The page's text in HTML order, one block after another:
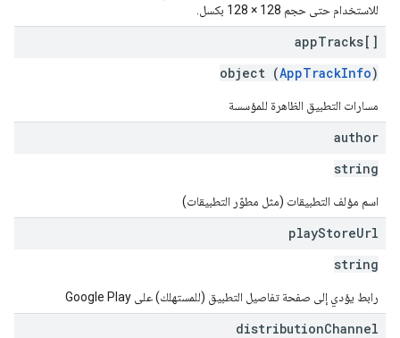
للاستخدام حتى حجم 128 × 128 بكسل.
appTracks[]
object (AppTrackInfo)
مسارات التطبيق الظاهرة للمؤسسة
author
string
اسم مؤلف التطبيقات (مثل مطوّر التطبيقات)
playStoreUrl
string
رابط يؤدي إلى صفحة تفاصيل التطبيق (للمستهلك) على Google Play
distributionChannel